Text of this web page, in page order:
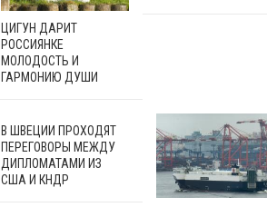
ЦИГУН ДАРИТ
РОССИЯНКЕ
МОЛОДОСТЬ И
ГАРМОНИЮ ДУШИ
В ШВЕЦИИ ПРОХОДЯТ
ПЕРЕГОВОРЫ МЕЖДУ
ДИПЛОМАТАМИ ИЗ
США И КНДР